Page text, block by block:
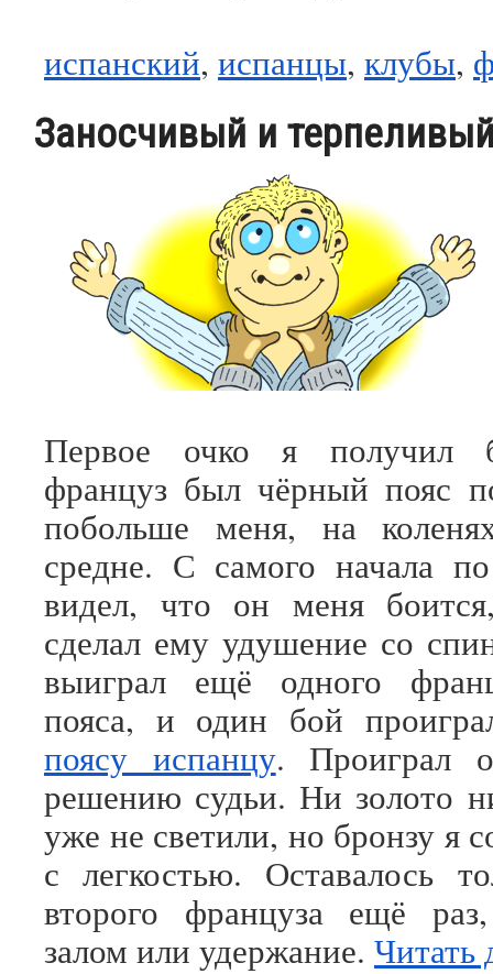
испанский, испанцы, клубы,
Заносчивый и
Первое очко я получил
француз был чёрный пояс
побольше меня, на
средне. С самого начала
видел, что он меня
сделал ему удушение со
выиграл ещё одного
пояса, и один бой
поясу испанцу. Проиграл
решению судьи. Ни золото
уже не светили, но бронзу я
с легкостью. Оставалось
второго француза ещё
залом или удержание. Читать